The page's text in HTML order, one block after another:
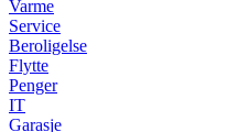
Varme
Service
Beroligelse
Flytte
Penger
IT
Garasje